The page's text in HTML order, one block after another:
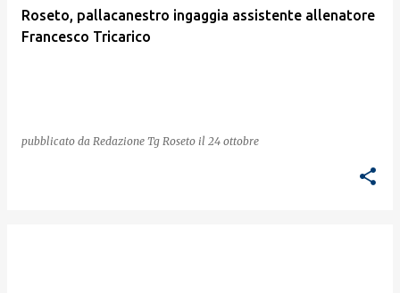
Roseto, pallacanestro ingaggia assistente allenatore
Francesco Tricarico
pubblicato da Redazione Tg Roseto il 24 ottobre